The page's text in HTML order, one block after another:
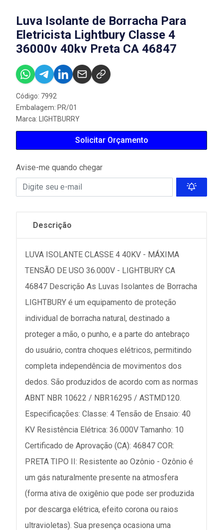
Luva Isolante de Borracha Para
Eletricista Lightbury Classe 4
36000v 40kv Preta CA 46847
Código: 7992
Embalagem: PR/01
Marca:
LIGHTBURRY
Solicitar Orçamento
Avise-me quando chegar
Descrição
LUVA ISOLANTE CLASSE 4 40KV - MÁXIMA
TENSÃO DE USO 36.000V - LIGHTBURY CA
46847 Descrição As Luvas Isolantes de Borracha
LIGHTBURY é um equipamento de proteção
individual de borracha natural, destinado a
proteger a mão, o punho, e a parte do antebraço
do usuário, contra choques elétricos, permitindo
completa independência de movimentos dos
dedos. São produzidos de acordo com as normas
ABNT NBR 10622 / NBR16295 / ASTMD120.
Especificações: Classe: 4 Tensão de Ensaio: 40
KV Resistência Elétrica: 36.000V Tamanho: 10
Certificado de Aprovação (CA): 46847 COR:
PRETA TIPO II: Resistente ao Ozônio - Ozônio é
um gás naturalmente presente na atmosfera
(forma ativa de oxigênio que pode ser produzida
por descarga elétrica, efeito corona ou raios
ultravioletas). Sua presença ocasiona uma